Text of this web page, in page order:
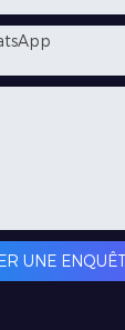
UNE